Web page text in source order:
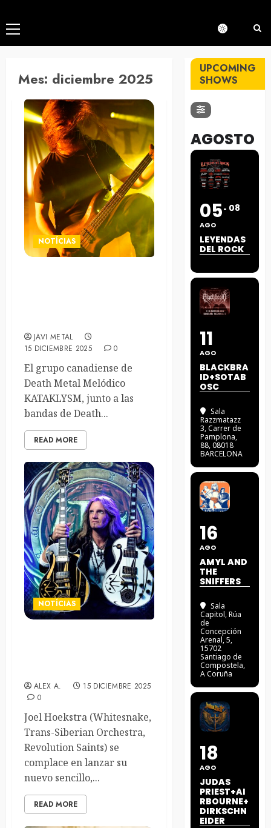
Menú
principal
Mes: diciembre 2025
NOTÍCIAS
JAVI METAL
15 DICIEMBRE 2025
0
El grupo canadiense de
Death Metal Melódico
KATAKLYSM, junto a las
bandas de Death...
READ MORE
NOTÍCIAS
ALEX A.
15 DICIEMBRE 2025
0
Joel Hoekstra (Whitesnake,
Trans-Siberian Orchestra,
Revolution Saints) se
complace en lanzar su
nuevo sencillo,...
READ MORE
UPCOMING
SHOWS
AGOSTO
05
AGO
08
LEYENDAS
DEL ROCK
11
AGO
BLACKBRA
ID+SOTAB
OSC
Sala
Razzmatazz
3, Carrer de
Pamplona,
88, 08018
BARCELONA
16
AGO
AMYL AND
THE
SNIFFERS
Sala
Capitol, Rúa
de
Concepción
Arenal, 5,
15702
Santiago de
Compostela,
A Coruña
18
AGO
JUDAS
PRIEST+AI
RBOURNE+
DIRKSCHN
EIDER